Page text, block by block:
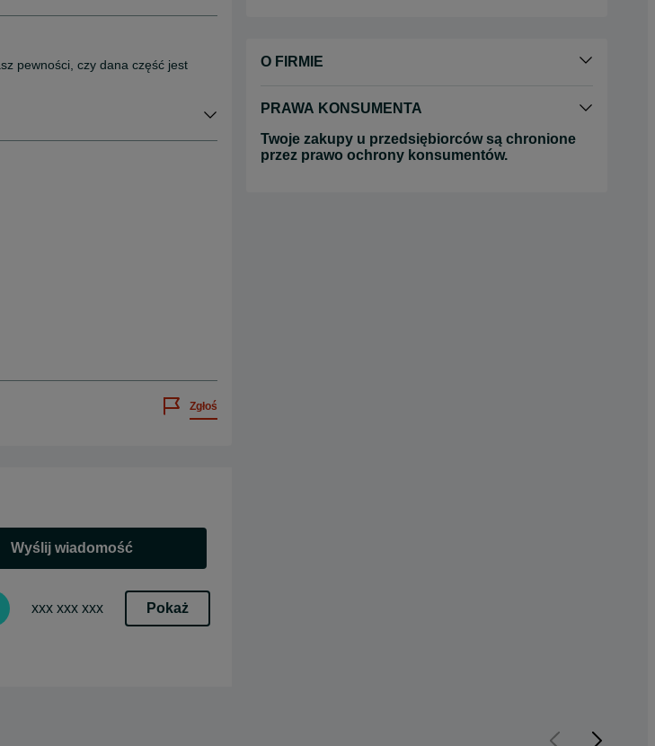
pewności, czy dana część jest
Zgłoś
Wyślij wiadomość
xxx xxx xxx Pokaż
O FIRMIE
PRAWA KONSUMENTA
Twoje zakupy u przedsiębiorców są chronione
przez prawo ochrony konsumentów.